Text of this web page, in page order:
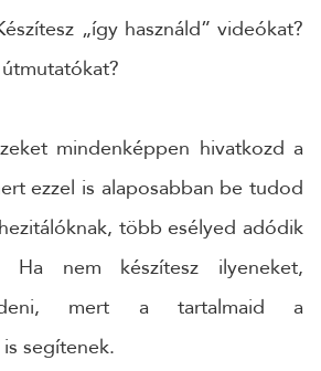
„így használd” videókat?
mindenképpen hivatkozd a
ezzel is alaposabban be tudod
több esélyed adódik
Ha nem készítesz ilyeneket,
mert a tartalmaid a
segítenek.